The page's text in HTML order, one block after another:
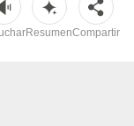
ResumenCompartir